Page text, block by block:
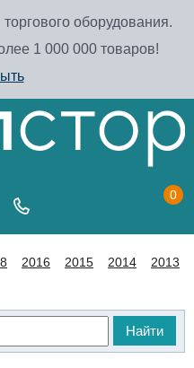
оборудования.
1 000 000 товаров!
0
2016 2015 2014
2013
Найти